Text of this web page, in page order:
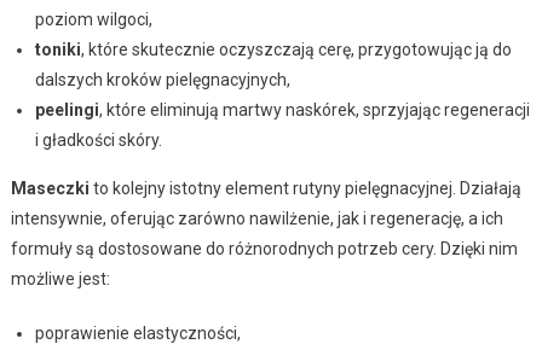
poziom wilgoci,
toniki, które skutecznie oczyszczają cerę, przygotowując ją do
dalszych kroków pielęgnacyjnych,
peelingi, które eliminują martwy naskórek, sprzyjając regeneracji
i gładkości skóry.
Maseczki to kolejny istotny element rutyny pielęgnacyjnej. Działają
intensywnie, oferując zarówno nawilżenie, jak i regenerację, a ich
formuły są dostosowane do różnorodnych potrzeb cery. Dzięki nim
możliwe jest:
poprawienie elastyczności,